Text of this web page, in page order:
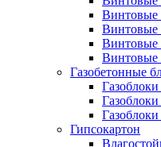
Винтовые
Винтовые
Винтовые
Винтовые
Газобетонные
Гипсокартон